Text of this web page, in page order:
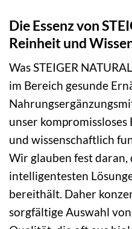
Die Essenz von
Reinheit und
Was STEIGER
im Bereich gesunde
unser
und wissenschaftlich
Wir glauben fest daran,
intelligentesten
bereithält. Daher
sorgfältige Auswahl